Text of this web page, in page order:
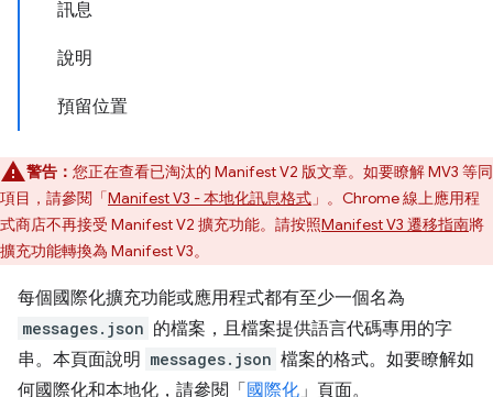
訊息
說明
預留位置
警告： 您正在查看已淘汰的 Manifest V2 版文章。如要瞭解 MV3 等同
項目，請參閱「Manifest V3 - 本地化訊息格式 」。Chrome 線上應用程
式商店不再接受 Manifest V2 擴充功能。請按照Manifest V3 遷移指南將
擴充功能轉換為 Manifest V3。
每個國際化擴充功能或應用程式都有至少一個名為
messages.json 的檔案，且檔案提供語言代碼專用的字
串。本頁面說明 messages.json 檔案的格式。如要瞭解如
何國際化和本地化，請參閱「 國際化」頁面。